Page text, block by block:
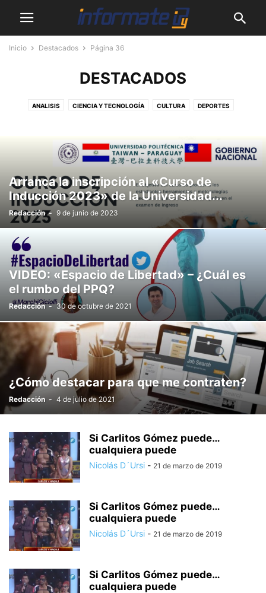
Inicio Destacados Página 36
DESTACADOS
ANALISIS CIENCIA Y TECNOLOGÍA CULTURA DEPORTES
SIN CATEGORÍA VIDEOS
Arranca la inscripción al «Curso de
Inducción 2023» de la Universidad...
Redacción - 9 de junio de 2023
VIDEO: «Espacio de Libertad» – ¿Cuál es
el rumbo del PPQ?
Redacción - 30 de octubre de 2021
¿Cómo destacar para que me contraten?
Redacción - 4 de julio de 2021
Si Carlitos Gómez puede…
cualquiera puede
Nicolás D´Ursi - 21 de marzo de 2019
Si Carlitos Gómez puede…
cualquiera puede
Nicolás D´Ursi - 21 de marzo de 2019
Si Carlitos Gómez puede…
cualquiera puede